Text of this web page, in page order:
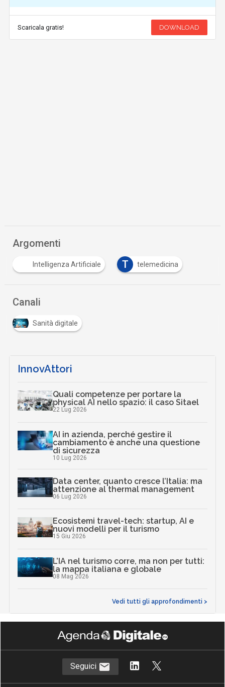
Scaricala gratis! DOWNLOAD
Argomenti
Intelligenza Artificiale T telemedicina
Canali
Sanità digitale
InnovAttori
Quali competenze per portare la
physical AI nello spazio: il caso Sitael
22 Lug 2026
AI in azienda, perché gestire il
cambiamento è anche una questione
di sicurezza
10 Lug 2026
Data center, quanto cresce l’Italia: ma
attenzione al thermal management
06 Lug 2026
Ecosistemi travel-tech: startup, AI e
nuovi modelli per il turismo
15 Giu 2026
L’IA nel turismo corre, ma non per tutti:
la mappa italiana e globale
08 Mag 2026
Vedi tutti gli approfondimenti >
Seguici